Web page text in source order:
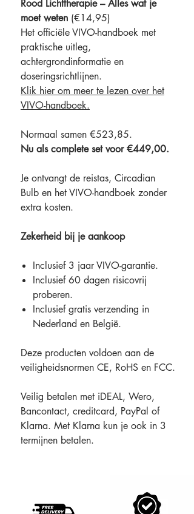
Rood Lichttherapie – Alles wat je
moet weten (€14,95)
Het officiële VIVO-handboek met
praktische uitleg,
achtergrondinformatie en
doseringsrichtlijnen.
Klik hier om meer te lezen over het
VIVO-handboek.
Normaal samen €523,85.
Nu als complete set voor €449,00.
Je ontvangt de reistas, Circadian
Bulb en het VIVO-handboek zonder
extra kosten.
Zekerheid bij je aankoop
Inclusief 3 jaar VIVO-garantie.
Inclusief 60 dagen risicovrij
proberen.
Inclusief gratis verzending in
Nederland en België.
Deze producten voldoen aan de
veiligheidsnormen CE, RoHS en FCC.
Veilig betalen met iDEAL, Wero,
Bancontact, creditcard, PayPal of
Klarna. Met Klarna kun je ook in 3
termijnen betalen.